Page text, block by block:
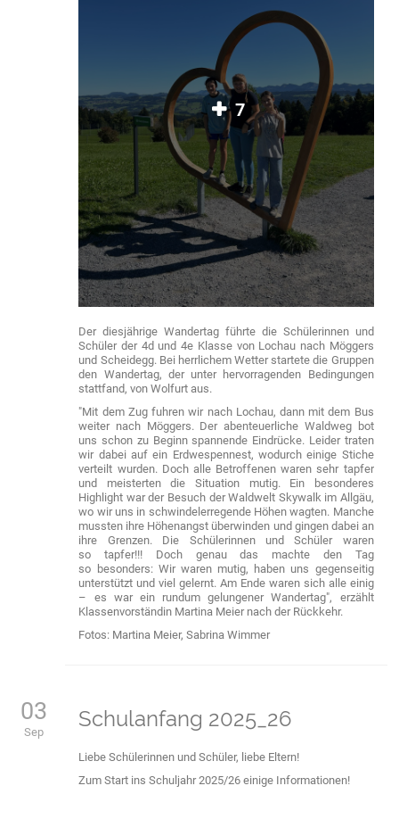
7
Der diesjährige Wandertag führte die Schülerinnen und
Schüler der 4d und 4e Klasse von Lochau nach Möggers
und Scheidegg. Bei herrlichem Wetter startete die Gruppen
den Wandertag, der unter hervorragenden Bedingungen
stattfand, von Wolfurt aus.
"Mit dem Zug fuhren wir nach Lochau, dann mit dem Bus
weiter nach Möggers. Der abenteuerliche Waldweg bot
uns schon zu Beginn spannende Eindrücke. Leider traten
wir dabei auf ein Erdwespennest, wodurch einige Stiche
verteilt wurden. Doch alle Betroffenen waren sehr tapfer
und meisterten die Situation mutig. Ein besonderes
Highlight war der Besuch der Waldwelt Skywalk im Allgäu,
wo wir uns in schwindelerregende Höhen wagten. Manche
mussten ihre Höhenangst überwinden und gingen dabei an
ihre Grenzen. Die Schülerinnen und Schüler waren
so tapfer!!! Doch genau das machte den Tag
so besonders: Wir waren mutig, haben uns gegenseitig
unterstützt und viel gelernt. Am Ende waren sich alle einig
– es war ein rundum gelungener Wandertag", erzählt
Klassenvorständin Martina Meier nach der Rückkehr.
Fotos: Martina Meier, Sabrina Wimmer
03
Sep
Schulanfang 2025_26
Liebe Schülerinnen und Schüler, liebe Eltern!
Zum Start ins Schuljahr 2025/26 einige Informationen!